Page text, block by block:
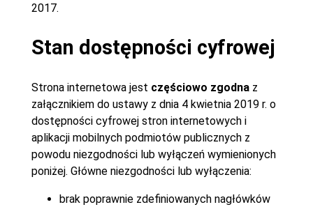
2017.
Stan dostępności cyfrowej
Strona internetowa jest częściowo zgodna z
załącznikiem do ustawy z dnia 4 kwietnia 2019 r. o
dostępności cyfrowej stron internetowych i
aplikacji mobilnych podmiotów publicznych z
powodu niezgodności lub wyłączeń wymienionych
poniżej. Główne niezgodności lub wyłączenia:
brak poprawnie zdefiniowanych nagłówków